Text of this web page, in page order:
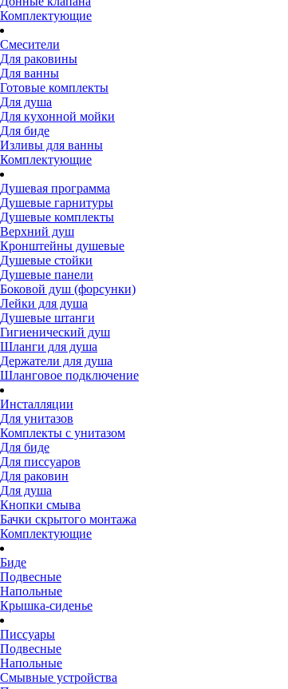
Комплектующие
Смесители
Для раковины
Для ванны
Готовые комплекты
Для душа
Для кухонной мойки
Для биде
Изливы для ванны
Комплектующие
Душевая программа
Душевые гарнитуры
Душевые комплекты
Верхний душ
Кронштейны душевые
Душевые стойки
Душевые панели
Боковой душ (форсунки)
Лейки для душа
Душевые штанги
Гигиенический душ
Шланги для душа
Держатели для душа
Шланговое подключение
Инсталляции
Для унитазов
Комплекты с унитазом
Для биде
Для писсуаров
Для раковин
Для душа
Кнопки смыва
Бачки скрытого монтажа
Комплектующие
Биде
Подвесные
Напольные
Крышка-сиденье
Писсуары
Подвесные
Напольные
Смывные устройства